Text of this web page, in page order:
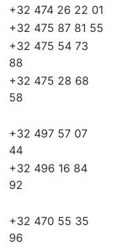
+32 474 26 22 01
+32 475 87 81 55
+32 475 54 73
88
+32 475 28 68
58
+32 497 57 07
44
+32 496 16 84
92
+32 470 55 35
96